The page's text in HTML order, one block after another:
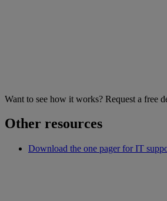
Want to see how it works? Request a free
Other resources
Download the one pager for IT